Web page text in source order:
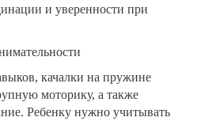
и уверенности при
качалки на пружине
моторику, а также
Ребенку нужно учитывать